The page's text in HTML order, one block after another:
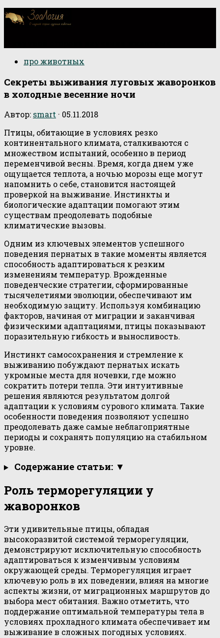
про животных
Секреты выживания луговых жаворонков
в холодные весенние ночи
Автор: smart · 05.11.2018
Птицы, обитающие в условиях резко
континентального климата, сталкиваются с
множеством испытаний, особенно в период
переменчивой весны. Время, когда днем уже
ощущается теплота, а ночью морозы еще могут
напомнить о себе, становится настоящей
проверкой на выживание. Инстинкты и
биологические адаптации помогают этим
существам преодолевать подобные
климатические вызовы.
Одним из ключевых элементов успешного
поведения пернатых в такие моменты является
способность адаптироваться к резким
изменениям температур. Врожденные
поведенческие стратегии, сформированные
тысячелетиями эволюции, обеспечивают им
необходимую защиту. Используя комбинацию
факторов, начиная от миграции и заканчивая
физическими адаптациями, птицы показывают
поразительную гибкость и выносливость.
Инстинкт самосохранения и стремление к
выживанию побуждают пернатых искать
укромные места для ночевки, где можно
сократить потери тепла. Эти интуитивные
решения являются результатом долгой
адаптации к условиям сурового климата. Такие
особенности поведения позволяют успешно
преодолевать даже самые неблагоприятные
периоды и сохранять популяцию на стабильном
уровне.
Содержание статьи: ▼
Роль терморегуляции у
жаворонков
Эти удивительные птицы, обладая
высокоразвитой системой терморегуляции,
демонстрируют исключительную способность
адаптироваться к изменчивым условиям
окружающей среды. Терморегуляция играет
ключевую роль в их поведении, влияя на многие
аспекты жизни, от миграционных маршрутов до
выбора мест обитания. Важно отметить, что
поддержание оптимальной температуры тела в
условиях прохладного климата обеспечивает им
выживание в сложных погодных условиях.